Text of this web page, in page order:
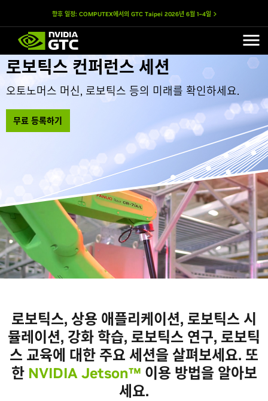
향후 일정: COMPUTEX에서의 GTC Taipei 2026년 6월 1–4일
로보틱스 컨퍼런스 세션
오토노머스 머신, 로보틱스 등의 미래를 확인하세요.
무료 등록하기
로보틱스, 상용 애플리케이션, 로보틱스 시
뮬레이션, 강화 학습, 로보틱스 연구, 로보틱
스 교육에 대한 주요 세션을 살펴보세요. 또
한 NVIDIA Jetson™ 이용 방법을 알아보
세요.